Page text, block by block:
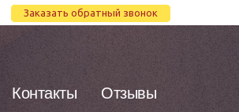
Заказать обратный звонок
Контакты Отзывы